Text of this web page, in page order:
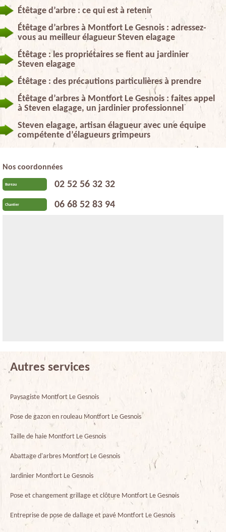
Étêtage d’arbre : ce qui est à retenir
Étêtage d’arbres à Montfort Le Gesnois : adressez-
vous au meilleur élagueur Steven elagage
Étêtage : les propriétaires se fient au jardinier
Steven elagage
Étêtage : des précautions particulières à prendre
Étêtage d’arbres à Montfort Le Gesnois : faites appel
à Steven elagage, un jardinier professionnel
Steven elagage, artisan élagueur avec une équipe
compétente d’élagueurs grimpeurs
Nos coordonnées
Bureau 02 52 56 32 32
Chantier 06 68 52 83 94
Autres services
Paysagiste Montfort Le Gesnois
Pose de gazon en rouleau Montfort Le Gesnois
Taille de haie Montfort Le Gesnois
Abattage d'arbres Montfort Le Gesnois
Jardinier Montfort Le Gesnois
Pose et changement grillage et clôture Montfort Le Gesnois
Entreprise de pose de dallage et pavé Montfort Le Gesnois